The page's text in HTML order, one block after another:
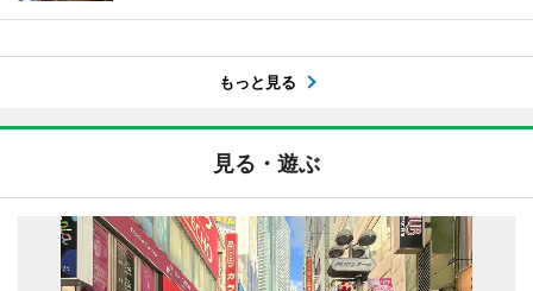
もっと見る
見る・遊ぶ